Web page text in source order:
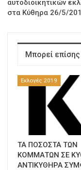
αυτοδιοικητικών
στα Κύθηρα 26/5/
Μπορεί
Εκλογές 2019
ΤΑ ΠΟΣΟΣΤΑ ΤΩΝ
ΚΟΜΜΑΤΩΝ ΣΕ
ΑΝΤΙΚΥΘΗΡΑ